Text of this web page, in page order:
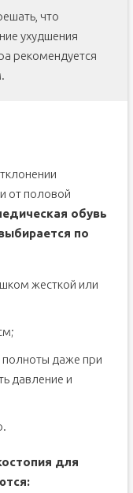
что
ухудшения
рекомендуется
от половой
обувь
по
жесткой или
полноты даже при
давление и
для